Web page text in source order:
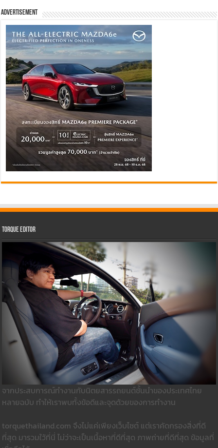
Advertisement
Torque Editor
จากประสบการณ์ทำงานกับนิตยสารรถยนต์ชั้นนำของประเทศไทย
หลายฉบับ ทำให้เราพบทั้งข้อดีและจุดด้วยของการทำงาน
torquethailand.com จึงไม่แค่เพียงเว็บไซต์ แต่เราคัดกรองสิ่งที่ดี
ที่สุด มารวมใว้ที่นี่ ไม่ว่าจะเป็นเนื้อหาที่ดีที่สุด ภาพถ่ายที่ดีที่สุด ข้อมูลที่